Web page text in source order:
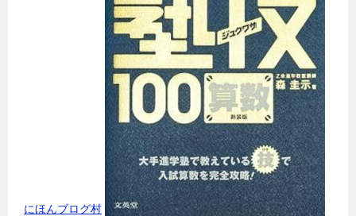
にほんブログ村